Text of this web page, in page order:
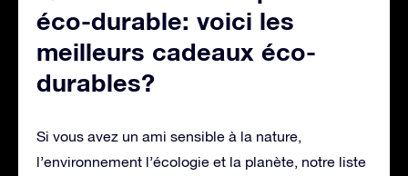
éco-durable: voici les
meilleurs cadeaux éco-
durables?
Si vous avez un ami sensible à la nature,
l’environnement l’écologie et la planète, notre liste